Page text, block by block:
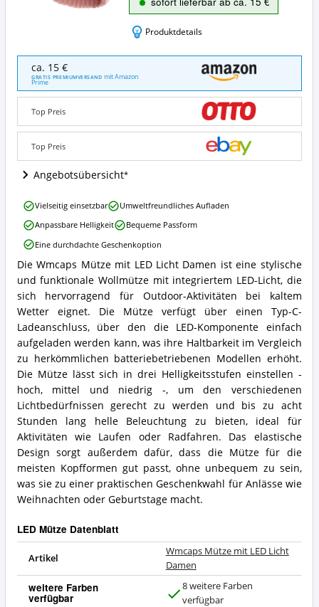
Produktdetails
Wmcaps
Mütze
mit
LED
Licht
Damen
ist
diese
Mütze
erhältlich?
ca. 15 €
GRATIS PREMIUMVERSAND mit Amazon
Prime
Top Preis
Top Preis
Angebotsübersicht
Wmcaps
Mütze
mit
LED
Licht
Damen
Zusammenfassung:
Was
bietet
diese
LED
Mütze?
Die Wmcaps Mütze mit LED Licht Damen ist eine stylische
und funktionale Wollmütze mit integriertem LED-Licht, die
sich hervorragend für Outdoor-Aktivitäten bei kaltem
Wetter eignet. Die Mütze verfügt über einen Typ-C-
Ladeanschluss, über den die LED-Komponente einfach
aufgeladen werden kann, was ihre Haltbarkeit im Vergleich
zu herkömmlichen batteriebetriebenen Modellen erhöht.
Die Mütze lässt sich in drei Helligkeitsstufen einstellen -
hoch, mittel und niedrig -, um den verschiedenen
Lichtbedürfnissen gerecht zu werden und bis zu acht
Stunden lang helle Beleuchtung zu bieten, ideal für
Aktivitäten wie Laufen oder Radfahren. Das elastische
Design sorgt außerdem dafür, dass die Mütze für die
meisten Kopfformen gut passt, ohne unbequem zu sein,
was sie zu einer praktischen Geschenkwahl für Anlässe wie
Weihnachten oder Geburtstage macht.
LED Mütze Datenblatt
Artikel
Wmcaps Mütze mit LED Licht
Damen
weitere Farben
verfügbar
8 weitere Farben
verfügbar
Wmcaps
Mütze
mit
LED
Licht
Damen
Vorteile:
Was
spricht
für
diese
LED
Mütze?
Vielseitig einsetzbar
Umweltfreundliches Aufladen
Anpassbare Helligkeit
Bequeme Passform
Eine durchdachte Geschenkoption